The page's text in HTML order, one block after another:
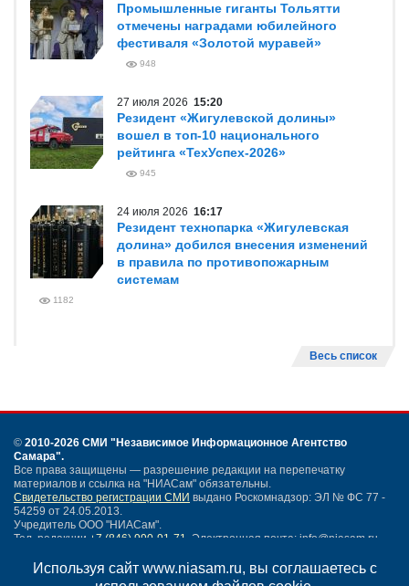
Используя сайт www.niasam.ru, вы соглашаетесь с
Промышленные гиганты Тольятти
отмечены наградами юбилейного
фестиваля «Золотой муравей»
948
27 июля 2026 15:20
Резидент «Жигулевской долины»
вошел в топ-10 национального
рейтинга «ТехУспех-2026»
945
24 июля 2026 16:17
Резидент технопарка «Жигулевская
долина» добился внесения изменений
в правила по противопожарным
системам
1182
Весь список
© 2010-2026 СМИ "Независимое Информационное Агентство
Самара".
Все права защищены — разрешение редакции на перепечатку
материалов и ссылка на "НИАСам" обязательны.
Свидетельство регистрации СМИ выдано Роскомнадзор: ЭЛ № ФС 77 -
54259 от 24.05.2013.
Учредитель ООО "НИАСам".
Тел. редакции +7 (846) 990-91-71. Электронная почта: info@niasam.ru
Написать письмо